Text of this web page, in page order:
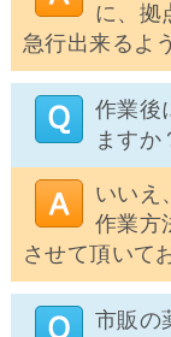
に、拠
急行出来るよ
作業後
ますか
いいえ
作業方
させて頂いて
市販の